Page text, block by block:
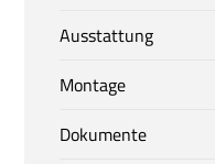
Ausstattung
Montage
Dokumente